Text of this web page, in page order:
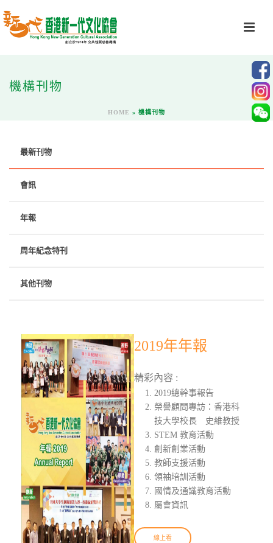
機構刊物
HOME » 機構刊物
最新刊物
會訊
年報
周年紀念特刊
其他刊物
2019年年報
精彩內容 :
2019總幹事報告
榮譽顧問專訪：香港科
技大學校長 史維教授
STEM 教育活動
創新創業活動
教師支援活動
領袖培訓活動
國情及通識教育活動
屬會資訊
線上看